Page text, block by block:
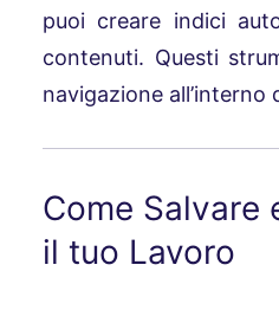
puoi creare indici
contenuti. Questi
navigazione
Come Salvare
il tuo Lavoro